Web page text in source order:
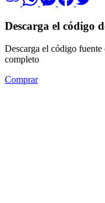
Descarga el código
Descarga el código
completo
Comprar